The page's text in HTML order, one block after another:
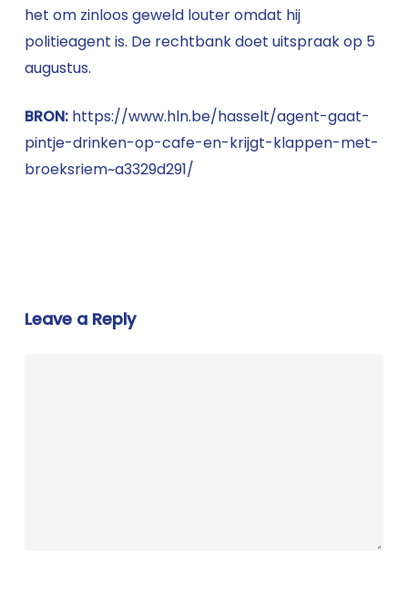
het om zinloos geweld louter omdat hij
politieagent is. De rechtbank doet uitspraak op 5
augustus.
BRON: https://www.hln.be/hasselt/agent-gaat-
pintje-drinken-op-cafe-en-krijgt-klappen-met-
broeksriem~a3329d291/
Leave a Reply